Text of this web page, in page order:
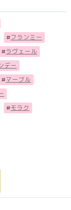
#フランミー
#ラヴェール
デー
#マーブル
#モラク